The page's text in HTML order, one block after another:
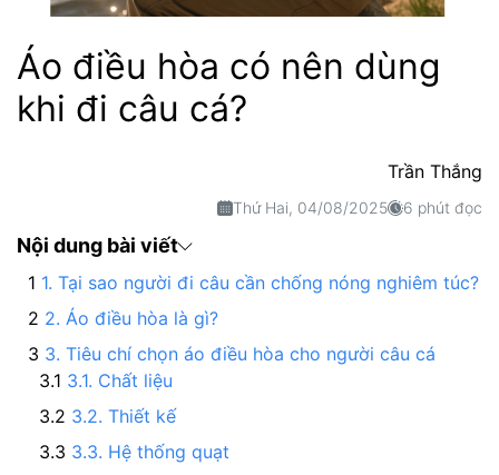
Áo điều hòa có nên dùng
khi đi câu cá?
Trần Thắng
Thứ Hai, 04/08/2025 6 phút đọc
Nội dung bài viết
1. Tại sao người đi câu cần chống nóng nghiêm túc?
2. Áo điều hòa là gì?
3. Tiêu chí chọn áo điều hòa cho người câu cá
3.1. Chất liệu
3.2. Thiết kế
3.3. Hệ thống quạt